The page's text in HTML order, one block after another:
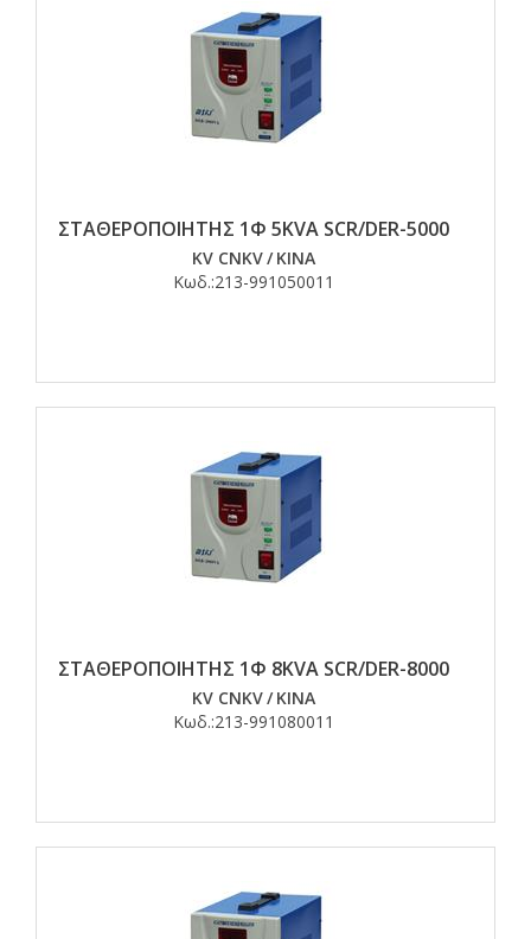
ΣΤΑΘΕΡΟΠΟΙΗΤΗΣ 1Φ 5KVA SCR/DER-5000
KV CNKV/ ΚΙΝΑ
Κωδ.:213-991050011
ΣΤΑΘΕΡΟΠΟΙΗΤΗΣ 1Φ 8KVA SCR/DER-8000
KV CNKV/ ΚΙΝΑ
Κωδ.:213-991080011